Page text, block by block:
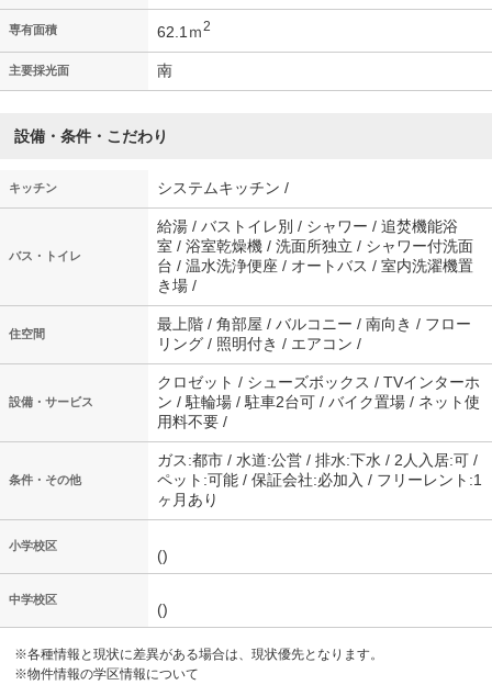
専有面積 62.1ｍ2
主要採光面 南
設備・条件・こだわり
キッチン システムキッチン /
バス・トイレ
給湯 / バストイレ別 / シャワー / 追焚機能浴
室 / 浴室乾燥機 / 洗面所独立 / シャワー付洗面
台 / 温水洗浄便座 / オートバス / 室内洗濯機置
き場 /
住空間
最上階 / 角部屋 / バルコニー / 南向き / フロー
リング / 照明付き / エアコン /
設備・サービス
クロゼット / シューズボックス / TVインターホ
ン / 駐輪場 / 駐車2台可 / バイク置場 / ネット使
用料不要 /
条件・その他
ガス:都市 / 水道:公営 / 排水:下水 / 2人入居:可 /
ペット:可能 / 保証会社:必加入 / フリーレント:1
ヶ月あり
小学校区
()
中学校区
()
※各種情報と現状に差異がある場合は、現状優先となります。
※物件情報の学区情報について